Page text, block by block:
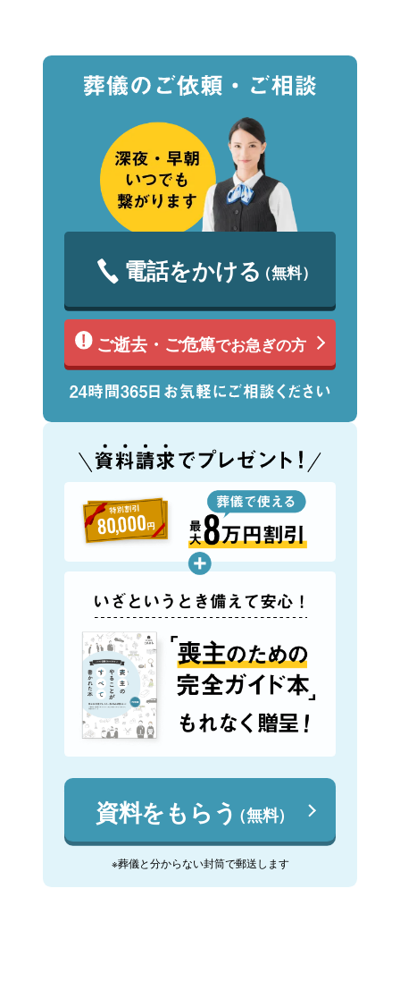
電話をかける（無料）
ご逝去・ご危篤でお急ぎの方
資料をもらう（無料）
※葬儀と分からない封筒で郵送します